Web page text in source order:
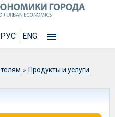
РУС ENG
» Продукты и услуги